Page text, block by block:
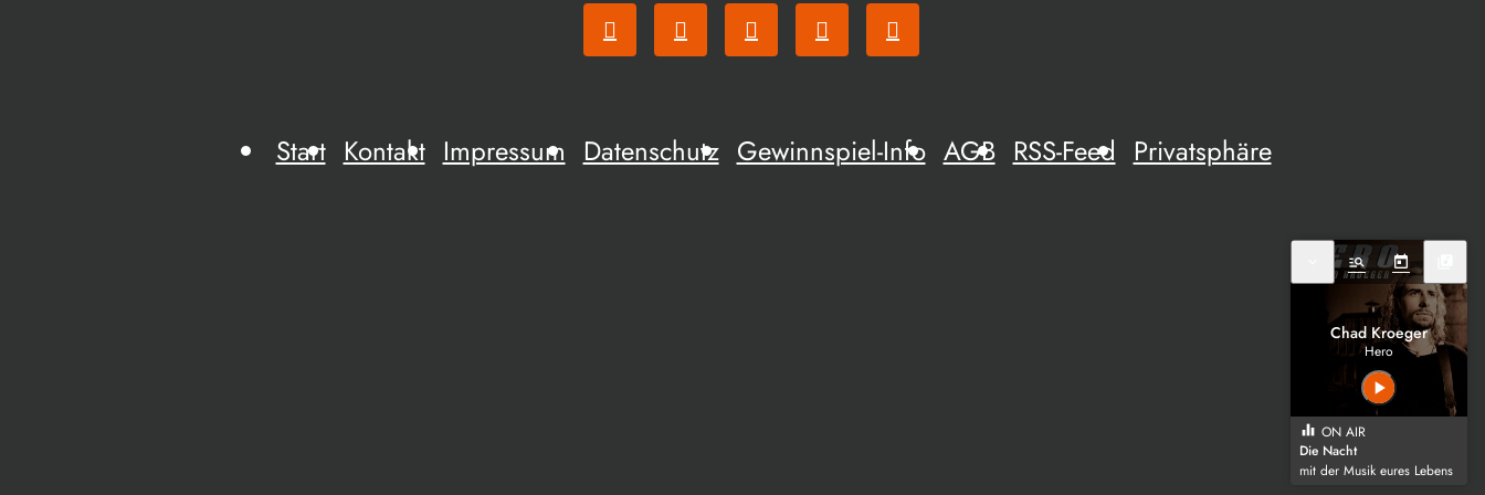
Start Kontakt Impressum Datenschutz Gewinnspiel-Info AGB RSS-Feed Privatsphäre
manage_search today
Chad Kroeger
Hero
play_arrow
equalizer ON AIR
Die Nacht
mit der Musik eures Lebens